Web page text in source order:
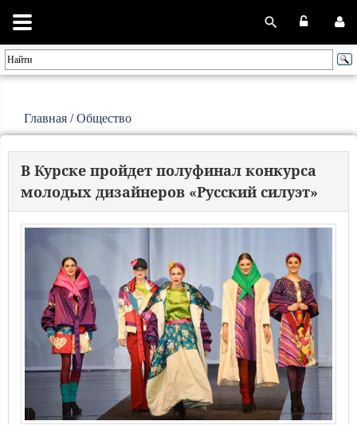
Главная /Общество
В Курске пройдет полуфинал конкурса
молодых дизайнеров «Русский силуэт»